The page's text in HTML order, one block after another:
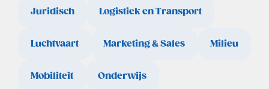
Juridisch Logistiek en Transport
Luchtvaart Marketing & Sales Milieu
Mobiliteit Onderwijs